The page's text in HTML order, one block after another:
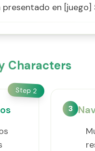
en [juego]
Characters
Step 2
3